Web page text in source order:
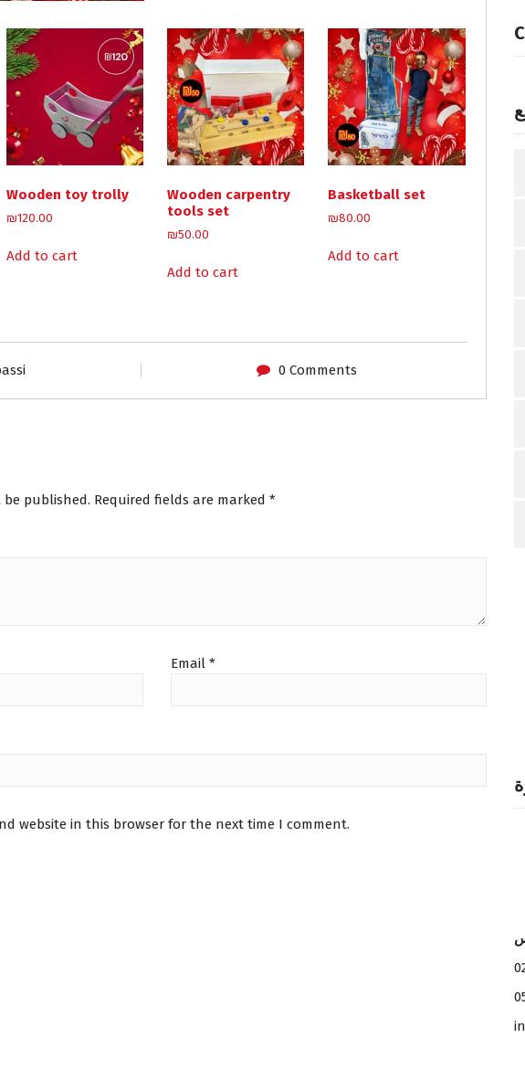
Wooden toy trolly
₪120.00
Add to cart
Wooden carpentry
tools set
₪50.00
Add to cart
Basketball set
₪80.00
Add to cart
0 Comments
published. Required fields are marked *
Email *
website in this browser for the next time I comment.